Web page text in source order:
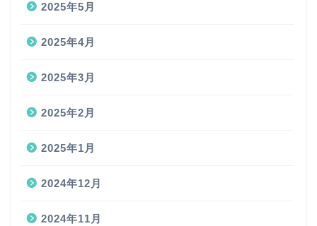
2025年5月
2025年4月
2025年3月
2025年2月
2025年1月
2024年12月
2024年11月